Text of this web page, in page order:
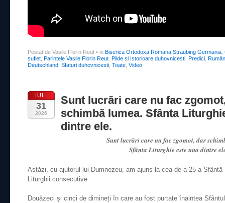
Postat de Vasile Florin Reut • in Biserica Ortodoxa Romana Straubing Germania
suflet
Parintele Vasile Florin Reut Pilde si Istorioare duhovnicesti Predici
Deutschland Sfaturi duhovnicesti Toate Video
IUL.
31
2026
Sunt lucrări care nu fac
schimbă lumea. Sfânta
dintre ele.
Sunt lucrări care nu fac zgomot, dar
Sfânta Liturghie este una dintre
Astăzi, cu ajutorul lui Dumnezeu, am ajuns la cea de-a 25-a
Liturghii consecutive.
Douăzeci și cinci de dimineți în care au fost purtate înaintea